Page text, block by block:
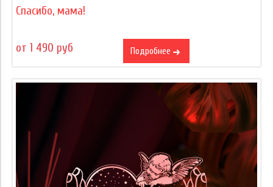
Спасибо, мама!
от 1 490 руб Подробнее